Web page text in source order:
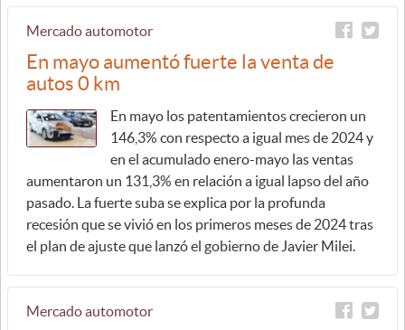
Mercado automotor
En mayo aumentó fuerte la venta de
autos 0 km
En mayo los patentamientos crecieron un
146,3% con respecto a igual mes de 2024 y
en el acumulado enero-mayo las ventas
aumentaron un 131,3% en relación a igual lapso del año
pasado. La fuerte suba se explica por la profunda
recesión que se vivió en los primeros meses de 2024 tras
el plan de ajuste que lanzó el gobierno de Javier Milei.
Mercado automotor